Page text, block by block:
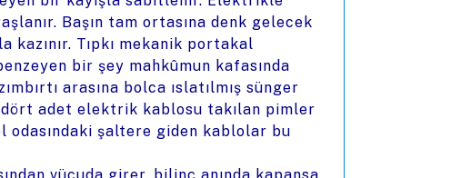
Başın tam ortasına denk gelecek
Tıpkı mekanik portakal
bir şey mahkûmun kafasında
arasına bolca ıslatılmış sünger
dört adet elektrik kablosu takılan pimler
şaltere giden kablolar bu